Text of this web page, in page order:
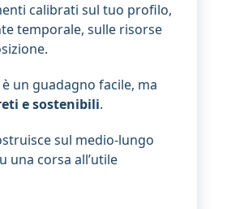
calibrati sul tuo profilo,
temporale, sulle risorse
è un guadagno facile, ma
e sostenibili.
sul medio-lungo
una corsa all’utile